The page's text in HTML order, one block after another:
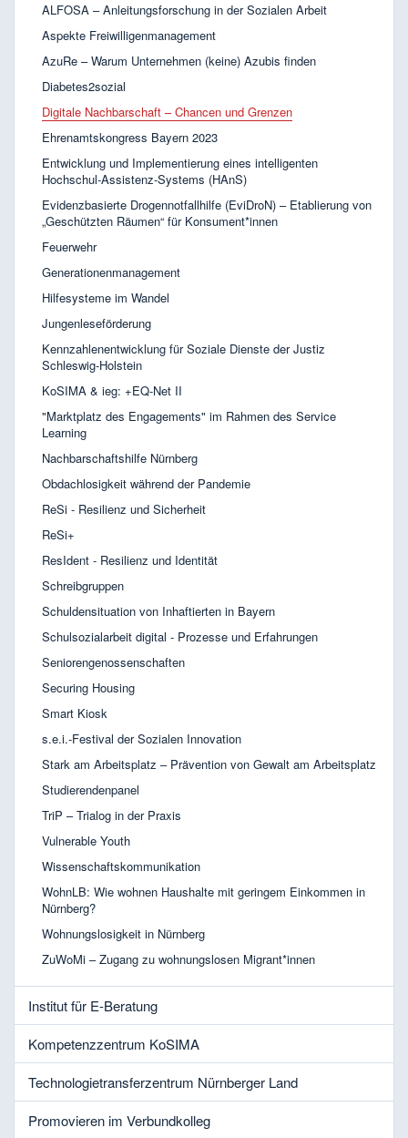
ALFOSA – Anleitungsforschung in der Sozialen Arbeit
Aspekte Freiwilligenmanagement
AzuRe – Warum Unternehmen (keine) Azubis finden
Diabetes2sozial
Digitale Nachbarschaft – Chancen und Grenzen
Ehrenamtskongress Bayern 2023
Entwicklung und Implementierung eines intelligenten
Hochschul-Assistenz-Systems (HAnS)
Evidenzbasierte Drogennotfallhilfe (EviDroN) – Etablierung von
„Geschützten Räumen“ für Konsument*innen
Feuerwehr
Generationenmanagement
Hilfesysteme im Wandel
Jungenleseförderung
Kennzahlenentwicklung für Soziale Dienste der Justiz
Schleswig-Holstein
KoSIMA & ieg: +EQ-Net II
"Marktplatz des Engagements" im Rahmen des Service
Learning
Nachbarschaftshilfe Nürnberg
Obdachlosigkeit während der Pandemie
ReSi - Resilienz und Sicherheit
ReSi+
ResIdent - Resilienz und Identität
Schreibgruppen
Schuldensituation von Inhaftierten in Bayern
Schulsozialarbeit digital - Prozesse und Erfahrungen
Seniorengenossenschaften
Securing Housing
Smart Kiosk
s.e.i.-Festival der Sozialen Innovation
Stark am Arbeitsplatz – Prävention von Gewalt am Arbeitsplatz
Studierendenpanel
TriP – Trialog in der Praxis
Vulnerable Youth
Wissenschaftskommunikation
WohnLB: Wie wohnen Haushalte mit geringem Einkommen in
Nürnberg?
Wohnungslosigkeit in Nürnberg
ZuWoMi – Zugang zu wohnungslosen Migrant*innen
Institut für E-Beratung
Kompetenzzentrum KoSIMA
Technologietransferzentrum Nürnberger Land
Promovieren im Verbundkolleg